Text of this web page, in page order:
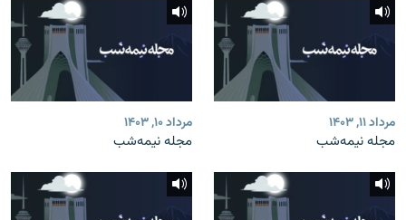
مرداد ۱۱, ۱۴۰۳
مجله نیمه‌شب
مرداد ۱۰, ۱۴۰۳
مجله نیمه‌شب